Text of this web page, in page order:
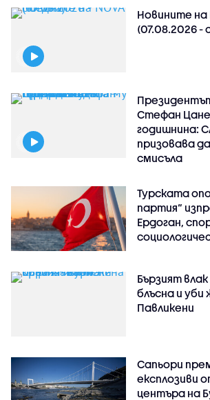
Новините на
(07.08.2026 -
Стефан
годишнина:
призовава
смисъла
Турската
партия“
Ердоган,
Бързият
блъсна и уби
Павликени
Сапьори
експлозиви
центъра на